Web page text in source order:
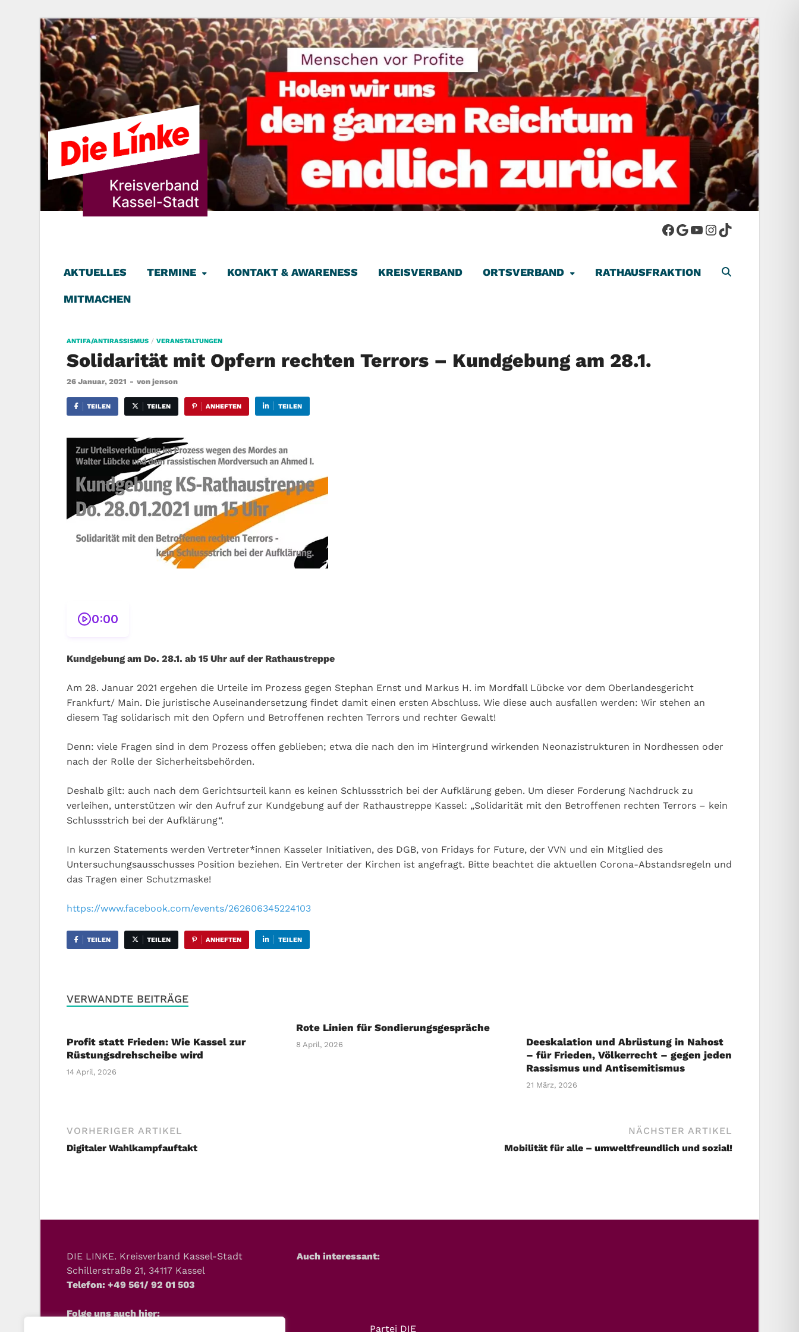
AKTUELLES TERMINE KONTAKT & AWARENESS KREISVERBAND ORTSVERBAND RATHAUSFRAKTION
MITMACHEN
ANTIFA/ANTIRASSISMUS / VERANSTALTUNGEN
Solidarität mit Opfern rechten Terrors – Kundgebung am 28.1.
26 Januar, 2021 - von jenson
TEILEN TEILEN ANHEFTEN TEILEN
0:00
Kundgebung am Do. 28.1. ab 15 Uhr auf der Rathaustreppe
Am 28. Januar 2021 ergehen die Urteile im Prozess gegen Stephan Ernst und Markus H. im Mordfall Lübcke vor dem Oberlandesgericht
Frankfurt/ Main. Die juristische Auseinandersetzung findet damit einen ersten Abschluss. Wie diese auch ausfallen werden: Wir stehen an
diesem Tag solidarisch mit den Opfern und Betroffenen rechten Terrors und rechter Gewalt!
Denn: viele Fragen sind in dem Prozess offen geblieben; etwa die nach den im Hintergrund wirkenden Neonazistrukturen in Nordhessen oder
nach der Rolle der Sicherheitsbehörden.
Deshalb gilt: auch nach dem Gerichtsurteil kann es keinen Schlussstrich bei der Aufklärung geben. Um dieser Forderung Nachdruck zu
verleihen, unterstützen wir den Aufruf zur Kundgebung auf der Rathaustreppe Kassel: „Solidarität mit den Betroffenen rechten Terrors – kein
Schlussstrich bei der Aufklärung“.
In kurzen Statements werden Vertreter*innen Kasseler Initiativen, des DGB, von Fridays for Future, der VVN und ein Mitglied des
Untersuchungsausschusses Position beziehen. Ein Vertreter der Kirchen ist angefragt. Bitte beachtet die aktuellen Corona-Abstandsregeln und
das Tragen einer Schutzmaske!
https://www.facebook.com/events/262606345224103
TEILEN TEILEN ANHEFTEN TEILEN
VERWANDTE BEITRÄGE
Profit statt Frieden: Wie Kassel zur
Rüstungsdrehscheibe wird
14 April, 2026
Rote Linien für Sondierungsgespräche
8 April, 2026
Deeskalation und Abrüstung in Nahost
– für Frieden, Völkerrecht – gegen jeden
Rassismus und Antisemitismus
21 März, 2026
VORHERIGER ARTIKEL
Digitaler Wahlkampfauftakt
NÄCHSTER ARTIKEL
Mobilität für alle – umweltfreundlich und sozial!
DIE LINKE. Kreisverband Kassel-Stadt
Schillerstraße 21, 34117 Kassel
Telefon: +49 561/ 92 01 503
Folge uns auch hier:
Auch interessant:
Partei DIE